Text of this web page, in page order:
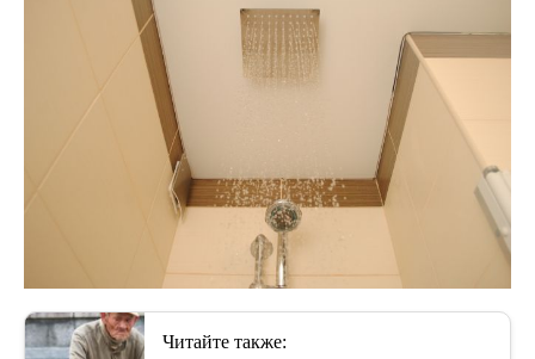
Читайте также: